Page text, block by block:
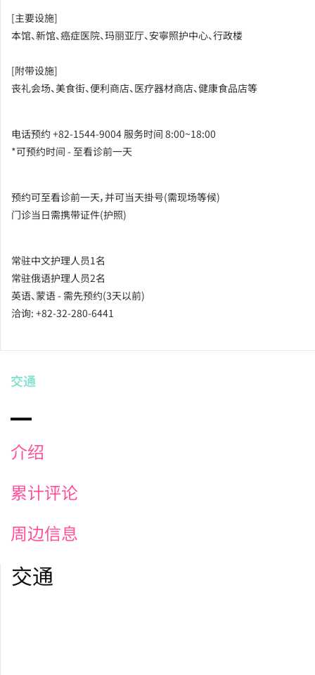
[主要设施]
本馆、新馆、癌症医院、玛丽亚厅、安寧照护中心、行政楼
[附带设施]
丧礼会场、美食街、便利商店、医疗器材商店、健康食品店等
电话预约 +82-1544-9004 服务时间 8:00~18:00
*可预约时间 - 至看诊前一天
预约可至看诊前一天，并可当天掛号(需现场等候)
门诊当日需携带证件(护照)
常驻中文护理人员1名
常驻俄语护理人员2名
英语、蒙语 - 需先预约(3天以前)
洽询: +82-32-280-6441
交通
介绍
累计评论
周边信息
交通